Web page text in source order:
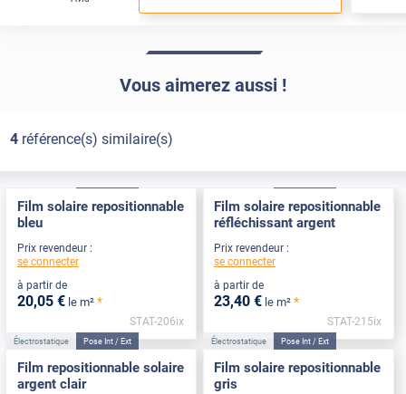
Vous aimerez aussi !
4référence(s) similaire(s)
Film solaire repositionnable
bleu
Prix revendeur :
se connecter
à partir de
20,05 € le m² *
STAT-206ix
Film solaire repositionnable
réfléchissant argent
Prix revendeur :
se connecter
à partir de
23,40 € le m² *
STAT-215ix
Électrostatique Pose Int / Ext
Film repositionnable solaire
argent clair
Électrostatique Pose Int / Ext
Film solaire repositionnable
gris